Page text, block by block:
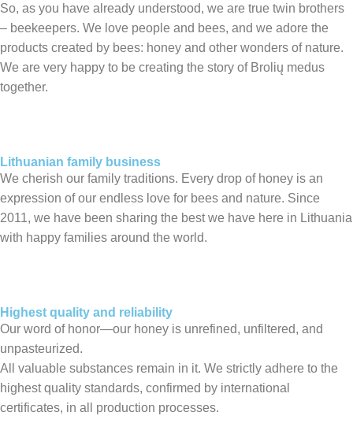
So, as you have already understood, we are true twin brothers
– beekeepers. We love people and bees, and we adore the
products created by bees: honey and other wonders of nature.
We are very happy to be creating the story of Brolių medus
together.
Lithuanian family business
We cherish our family traditions. Every drop of honey is an
expression of our endless love for bees and nature. Since
2011, we have been sharing the best we have here in Lithuania
with happy families around the world.
Highest quality and reliability
Our word of honor—our honey is unrefined, unfiltered, and
unpasteurized.
All valuable substances remain in it. We strictly adhere to the
highest quality standards, confirmed by international
certificates, in all production processes.